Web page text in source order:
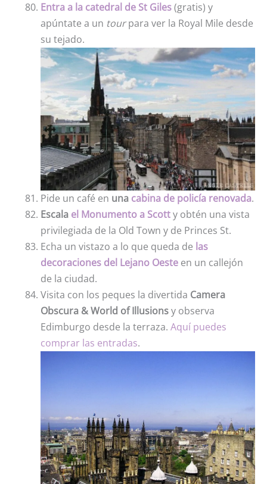
Entra a la catedral de St Giles(gratis) y
apúntate a un tourpara ver la Royal Mile desde
su tejado.
Pide un café en una cabina de policía renovada.
Escala el Monumento a Scotty obtén una vista
privilegiada de la Old Town y de Princes St.
Echa un vistazo a lo que queda de las
decoraciones del Lejano Oeste en un callejón
de la ciudad.
Visita con los peques la divertida Camera
Obscura & World of Illusionsy observa
Edimburgo desde la terraza. Aquí puedes
comprar las entradas.